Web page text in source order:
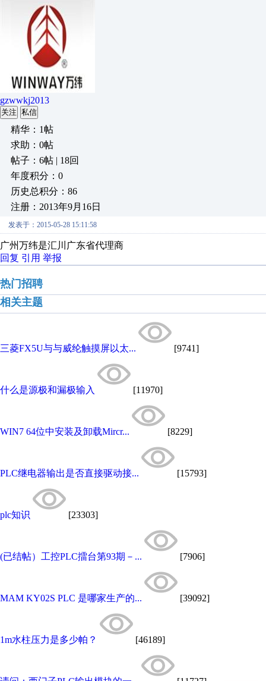
gzwwkj2013
关注 私信
精华：1帖
求助：0帖
帖子：6帖 | 18回
年度积分：0
历史总积分：86
注册：2013年9月16日
发表于：2015-05-28 15:11:58
广州万纬是汇川广东省代理商
回复 引用 举报
热门招聘
相关主题
三菱FX5U与与威纶触摸屏以太... [9741]
什么是源极和漏极输入 [11970]
WIN7 64位中安装及卸载Mircr... [8229]
PLC继电器输出是否直接驱动接... [15793]
plc知识 [23303]
(已结帖）工控PLC擂台第93期－... [7906]
MAM KY02S PLC 是哪家生产的... [39092]
1m水柱压力是多少帕？ [46189]